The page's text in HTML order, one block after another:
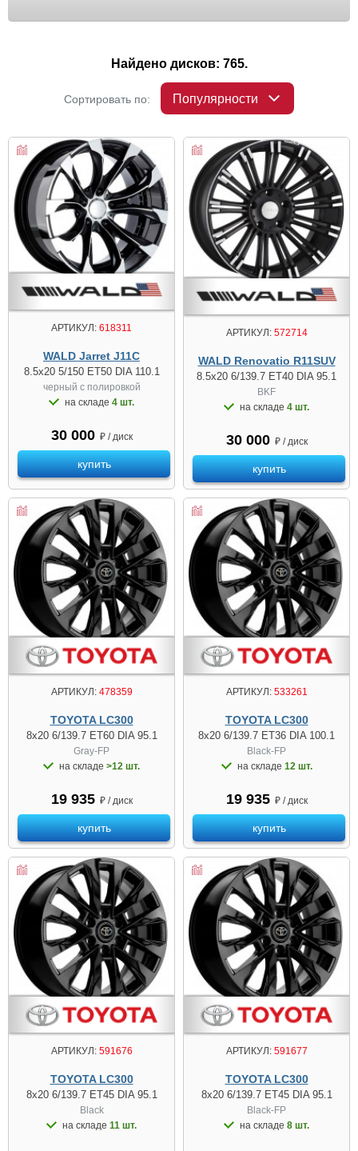
Найдено дисков: 765.
Сортировать по: Популярности
АРТИКУЛ: 618311
WALD Jarret J11C
8.5x20 5/150 ET50 DIA 110.1
черный с полировкой
на складе 4 шт.
30 000 ₽ / диск
купить
АРТИКУЛ:572714
WALD Renovatio R11SUV
8.5x20 6/139.7 ET40 DIA 95.1
BKF
на складе 4 шт.
30 000 ₽ / диск
купить
АРТИКУЛ:478359
TOYOTA LC300
8x20 6/139.7 ET60 DIA 95.1
Gray-FP
на складе >12 шт.
19 935 ₽ / диск
купить
АРТИКУЛ:533261
TOYOTA LC300
8x20 6/139.7 ET36 DIA 100.1
Black-FP
на складе 12 шт.
19 935 ₽ / диск
купить
АРТИКУЛ:591676
TOYOTA LC300
8x20 6/139.7 ET45 DIA 95.1
Black
на складе 11 шт.
АРТИКУЛ:591677
TOYOTA LC300
8x20 6/139.7 ET45 DIA 95.1
Black-FP
на складе 8 шт.